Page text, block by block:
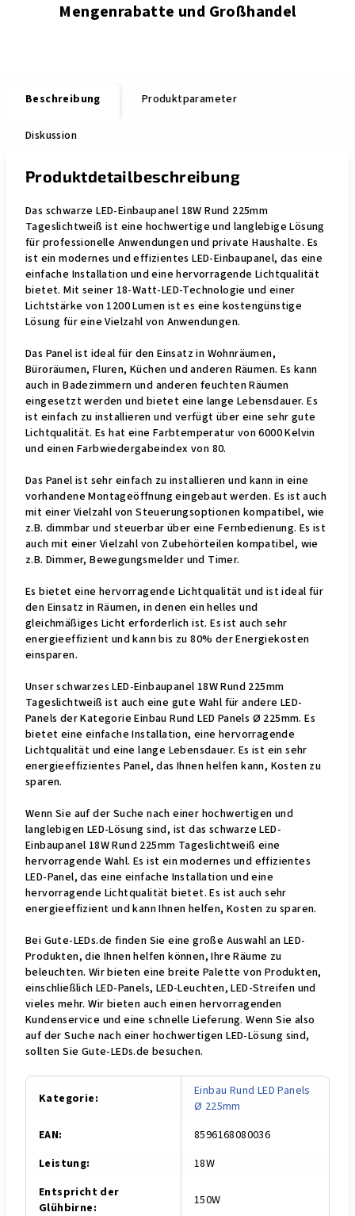
Mengenrabatte und Großhandel
Beschreibung Produktparameter
Diskussion
Produktdetailbeschreibung
Das schwarze LED-Einbaupanel 18W Rund 225mm
Tageslichtweiß ist eine hochwertige und langlebige Lösung
für professionelle Anwendungen und private Haushalte. Es
ist ein modernes und effizientes LED-Einbaupanel, das eine
einfache Installation und eine hervorragende Lichtqualität
bietet. Mit seiner 18-Watt-LED-Technologie und einer
Lichtstärke von 1200 Lumen ist es eine kostengünstige
Lösung für eine Vielzahl von Anwendungen.
Das Panel ist ideal für den Einsatz in Wohnräumen,
Büroräumen, Fluren, Küchen und anderen Räumen. Es kann
auch in Badezimmern und anderen feuchten Räumen
eingesetzt werden und bietet eine lange Lebensdauer. Es
ist einfach zu installieren und verfügt über eine sehr gute
Lichtqualität. Es hat eine Farbtemperatur von 6000 Kelvin
und einen Farbwiedergabeindex von 80.
Das Panel ist sehr einfach zu installieren und kann in eine
vorhandene Montageöffnung eingebaut werden. Es ist auch
mit einer Vielzahl von Steuerungsoptionen kompatibel, wie
z.B. dimmbar und steuerbar über eine Fernbedienung. Es ist
auch mit einer Vielzahl von Zubehörteilen kompatibel, wie
z.B. Dimmer, Bewegungsmelder und Timer.
Es bietet eine hervorragende Lichtqualität und ist ideal für
den Einsatz in Räumen, in denen ein helles und
gleichmäßiges Licht erforderlich ist. Es ist auch sehr
energieeffizient und kann bis zu 80% der Energiekosten
einsparen.
Unser schwarzes LED-Einbaupanel 18W Rund 225mm
Tageslichtweiß ist auch eine gute Wahl für andere LED-
Panels der Kategorie Einbau Rund LED Panels Ø 225mm. Es
bietet eine einfache Installation, eine hervorragende
Lichtqualität und eine lange Lebensdauer. Es ist ein sehr
energieeffizientes Panel, das Ihnen helfen kann, Kosten zu
sparen.
Wenn Sie auf der Suche nach einer hochwertigen und
langlebigen LED-Lösung sind, ist das schwarze LED-
Einbaupanel 18W Rund 225mm Tageslichtweiß eine
hervorragende Wahl. Es ist ein modernes und effizientes
LED-Panel, das eine einfache Installation und eine
hervorragende Lichtqualität bietet. Es ist auch sehr
energieeffizient und kann Ihnen helfen, Kosten zu sparen.
Bei Gute-LEDs.de finden Sie eine große Auswahl an LED-
Produkten, die Ihnen helfen können, Ihre Räume zu
beleuchten. Wir bieten eine breite Palette von Produkten,
einschließlich LED-Panels, LED-Leuchten, LED-Streifen und
vieles mehr. Wir bieten auch einen hervorragenden
Kundenservice und eine schnelle Lieferung. Wenn Sie also
auf der Suche nach einer hochwertigen LED-Lösung sind,
sollten Sie Gute-LEDs.de besuchen.
Kategorie:
Einbau Rund LED Panels
Ø 225mm
EAN:
8596168080036
Leistung:
18W
Entspricht der
Glühbirne: 150W